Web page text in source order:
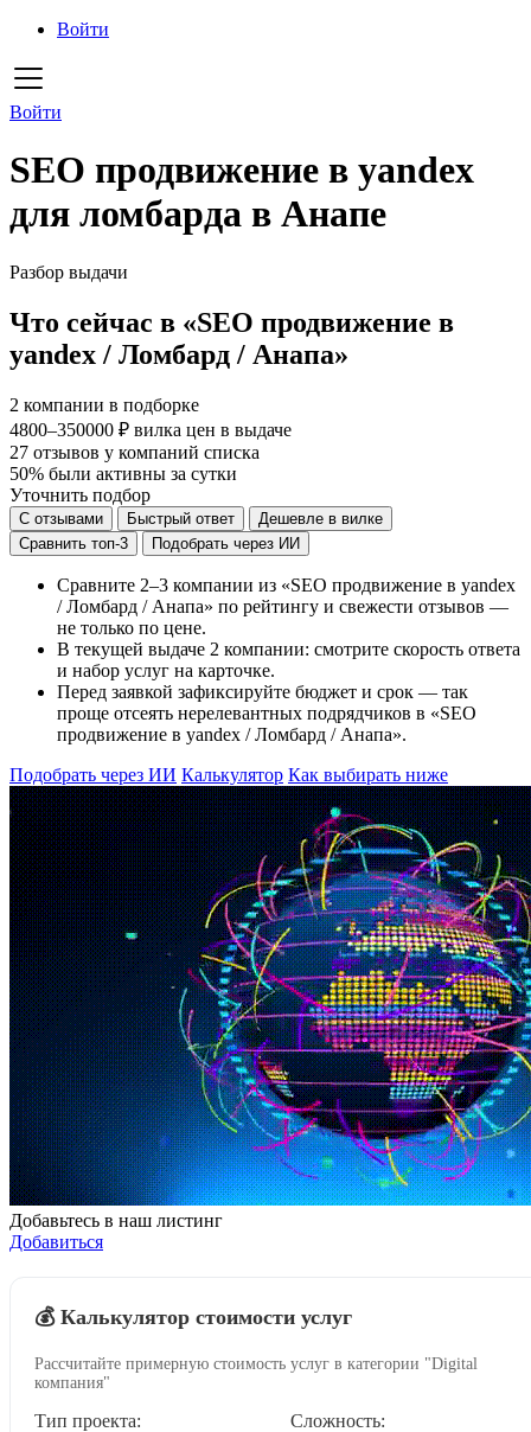
Войти
Войти
SEO продвижение в yandex
для ломбарда в Анапе
Разбор выдачи
Что сейчас в «SEO продвижение в
yandex / Ломбард / Анапа»
2 компании в подборке
4800–350000 ₽ вилка цен в выдаче
27 отзывов у компаний списка
50% были активны за сутки
Уточнить подбор
С отзывами Быстрый ответ
Дешевле в вилке
Сравнить топ-3
Подобрать через ИИ
Сравните 2–3 компании из «SEO продвижение в yandex
/ Ломбард / Анапа» по рейтингу и свежести отзывов —
не только по цене.
В текущей выдаче 2 компании: смотрите скорость ответа
и набор услуг на карточке.
Перед заявкой зафиксируйте бюджет и срок — так
проще отсеять нерелевантных подрядчиков в «SEO
продвижение в yandex / Ломбард / Анапа».
Подобрать через ИИ Калькулятор Как выбирать ниже
Добавьтесь в наш листинг
Добавиться
💰 Калькулятор стоимости услуг
Рассчитайте примерную стоимость услуг в категории "Digital
компания"
Тип проекта: Сложность: